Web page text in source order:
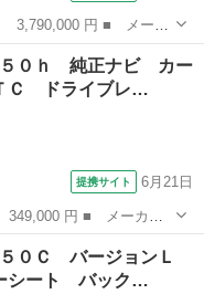
ード名： ＵＸ２５０
リーナビ ＤＶＤ再生
５０ｈ 純正ナビ カー
Ｃ ドライブレ…
提携サイト 6月21日
ド名： ＧＳ４５０
ドライブレコーダー
５０Ｃ バージョンＬ
シート バック…